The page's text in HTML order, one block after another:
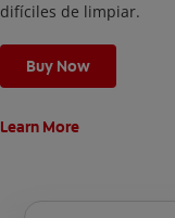
difíciles de limpiar.
Buy Now
Learn More